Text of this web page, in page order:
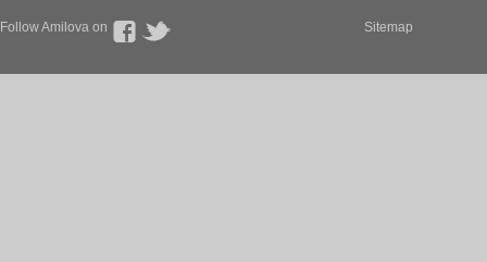
Follow Amilova on Sitemap